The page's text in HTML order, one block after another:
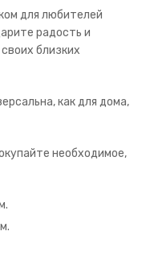
для любителей
радость и
близких
как для дома,
необходимое,